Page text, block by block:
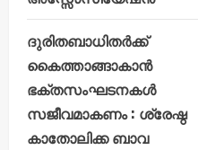
ദുരിതബാധിതർക്ക്
കൈത്താങ്ങാകാൻ
ഭക്തസംഘടനകൾ
സജീവമാകണം : ശ്രേഷ്ഠ
കാതോലിക്ക ബാവ